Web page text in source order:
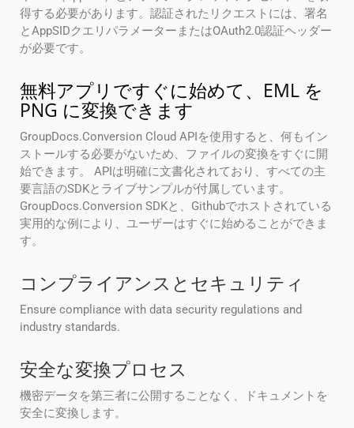
得する必要があります。認証されたリクエストには、署名
とAppSIDクエリパラメーターまたはOAuth2.0認証ヘッダー
が必要です。
無料アプリですぐに始めて、EML を
PNG に変換できます
GroupDocs.Conversion Cloud APIを使用すると、何もイン
ストールする必要がないため、ファイルの変換をすぐに開
始できます。 APIは明確に文書化されており、すべての主
要言語のSDKとライブサンプルが付属しています。
GroupDocs.Conversion SDKと、Githubでホストされている
実用的な例により、ユーザーはすぐに始めることができま
す。
コンプライアンスとセキュリティ
Ensure compliance with data security regulations and
industry standards.
安全な変換プロセス
機密データを第三者に公開することなく、ドキュメントを
安全に変換します。